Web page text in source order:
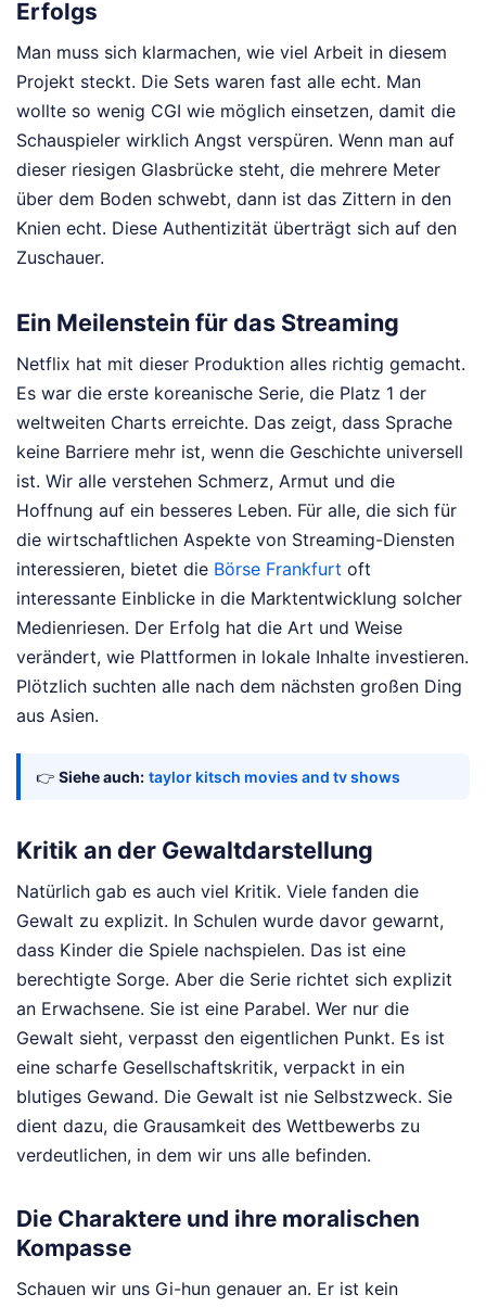
Erfolgs
Man muss sich klarmachen, wie viel Arbeit in diesem
Projekt steckt. Die Sets waren fast alle echt. Man
wollte so wenig CGI wie möglich einsetzen, damit die
Schauspieler wirklich Angst verspüren. Wenn man auf
dieser riesigen Glasbrücke steht, die mehrere Meter
über dem Boden schwebt, dann ist das Zittern in den
Knien echt. Diese Authentizität überträgt sich auf den
Zuschauer.
Ein Meilenstein für das Streaming
Netflix hat mit dieser Produktion alles richtig gemacht.
Es war die erste koreanische Serie, die Platz 1 der
weltweiten Charts erreichte. Das zeigt, dass Sprache
keine Barriere mehr ist, wenn die Geschichte universell
ist. Wir alle verstehen Schmerz, Armut und die
Hoffnung auf ein besseres Leben. Für alle, die sich für
die wirtschaftlichen Aspekte von Streaming-Diensten
interessieren, bietet die Börse Frankfurt oft
interessante Einblicke in die Marktentwicklung solcher
Medienriesen. Der Erfolg hat die Art und Weise
verändert, wie Plattformen in lokale Inhalte investieren.
Plötzlich suchten alle nach dem nächsten großen Ding
aus Asien.
👉 Siehe auch: taylor kitsch movies and tv shows
Kritik an der Gewaltdarstellung
Natürlich gab es auch viel Kritik. Viele fanden die
Gewalt zu explizit. In Schulen wurde davor gewarnt,
dass Kinder die Spiele nachspielen. Das ist eine
berechtigte Sorge. Aber die Serie richtet sich explizit
an Erwachsene. Sie ist eine Parabel. Wer nur die
Gewalt sieht, verpasst den eigentlichen Punkt. Es ist
eine scharfe Gesellschaftskritik, verpackt in ein
blutiges Gewand. Die Gewalt ist nie Selbstzweck. Sie
dient dazu, die Grausamkeit des Wettbewerbs zu
verdeutlichen, in dem wir uns alle befinden.
Die Charaktere und ihre moralischen
Kompasse
Schauen wir uns Gi-hun genauer an. Er ist kein